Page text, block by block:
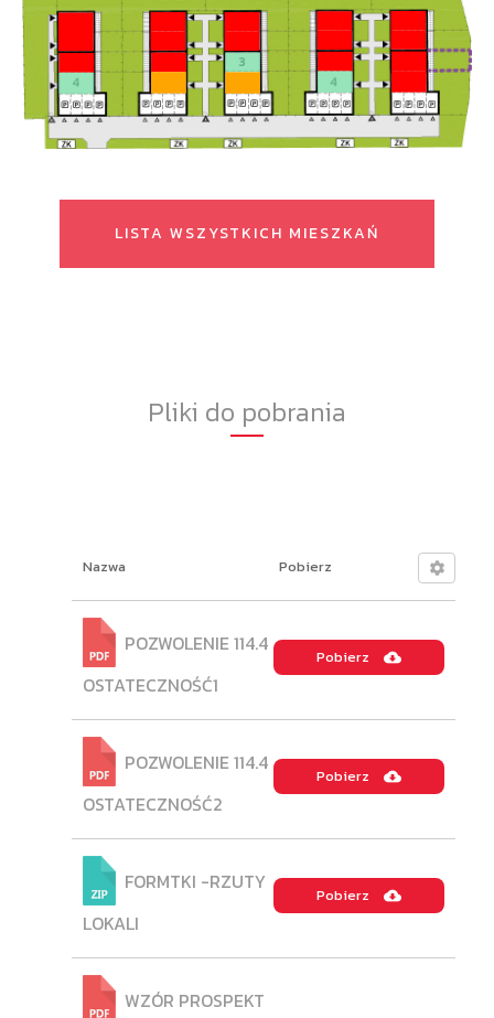
LISTA WSZYSTKICH MIESZKAŃ
Pliki do pobrania
Nazwa Pobierz
POZWOLENIE 114.4
OSTATECZNOŚĆ1
Pobierz
POZWOLENIE 114.4
OSTATECZNOŚĆ2
Pobierz
FORMTKI -RZUTY
LOKALI
Pobierz
WZÓR PROSPEKT